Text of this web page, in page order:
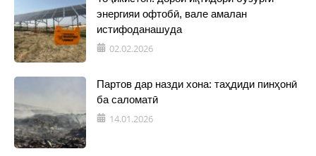
энергияи офтобӣ, вале амалан
истифоданашуда
02.02.2026
Партов дар назди хона: таҳдиди пинҳонӣ
ба саломатӣ
14.01.2026